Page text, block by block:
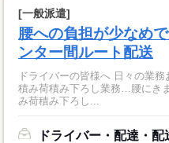
[一般派遣]
腰への負担が少なめ
ンター間ルート配送
ドライバーの皆様へ 日々の業務お疲れ様です。 1日に何度もある、
積み荷積み下ろし業務…腰にきませんか…？ ア
み荷積み下ろし...
ドライバー・配達・配